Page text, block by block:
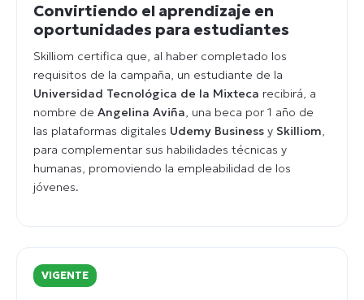
Convirtiendo el aprendizaje en
oportunidades para estudiantes
Skilliom certifica que, al haber completado los
requisitos de la campaña, un estudiante de la
Universidad Tecnológica de la Mixteca recibirá, a
nombre de Angelina Aviña , una beca por 1 año de
las plataformas digitales Udemy Business y Skilliom
para complementar sus habilidades técnicas y
humanas, promoviendo la empleabilidad de los
jóvenes.
VIGENTE